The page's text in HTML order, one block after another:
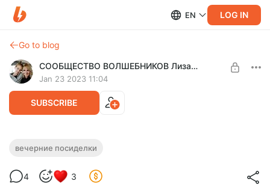
EN LOG IN
Go to blog
СООБЩЕСТВО ВОЛШЕБНИКОВ Лиза Арье
Jan 23 2023 11:04
SUBSCRIBE
Самодельные свечи - Вечерние
Выливаем свечи. Добавляем ароматы. Насыпаем
Сообщество Волшебников
вечерние посиделки
4 3